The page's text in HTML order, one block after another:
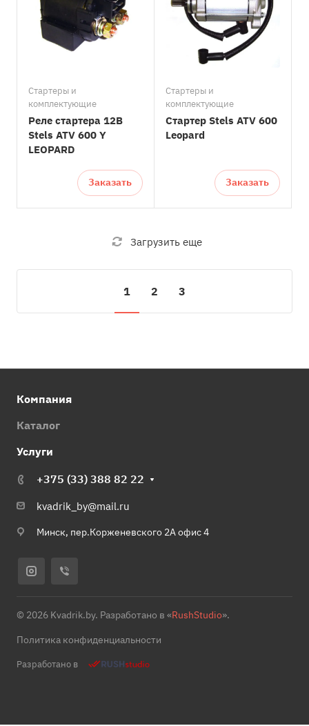
Стартеры и
комплектующие
Реле стартера 12В
Stels ATV 600 Y
LEOPARD
Заказать
Стартеры и
комплектующие
Стартер Stels ATV 600
Leopard
Заказать
Загрузить еще
1 2 3
Компания
Каталог
Услуги
+375 (33) 388 82 22
kvadrik_by@mail.ru
Минск, пер.Корженевского 2А офис 4
© 2026 Kvadrik.by. Разработано в «RushStudio».
Политика конфиденциальности
Разработано в